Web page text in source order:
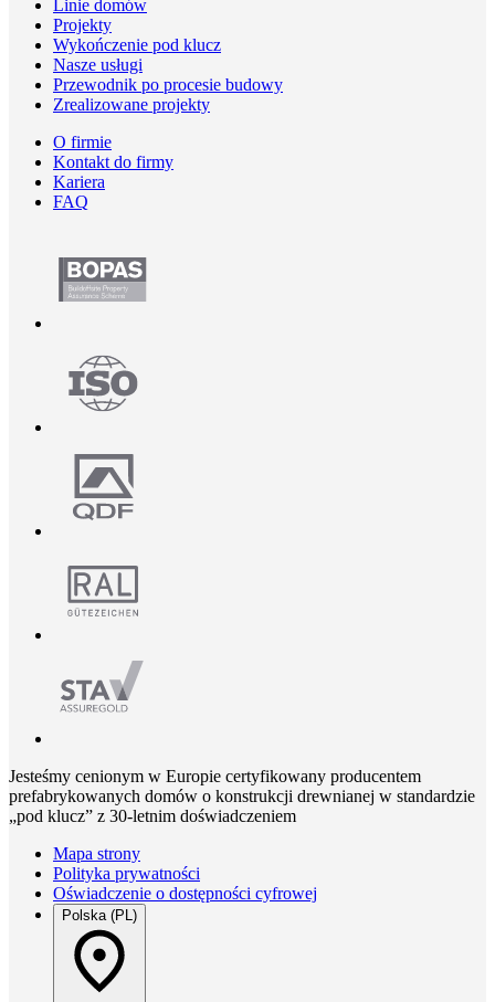
Linie domów
Projekty
Wykończenie pod klucz
Nasze usługi
Przewodnik po procesie budowy
Zrealizowane projekty
O firmie
Kontakt do firmy
Kariera
FAQ
Jesteśmy cenionym w Europie certyfikowany producentem
prefabrykowanych domów o konstrukcji drewnianej w standardzie
„pod klucz” z 30-letnim doświadczeniem
Mapa strony
Polityka prywatności
Oświadczenie o dostępności cyfrowej
Polska (PL)